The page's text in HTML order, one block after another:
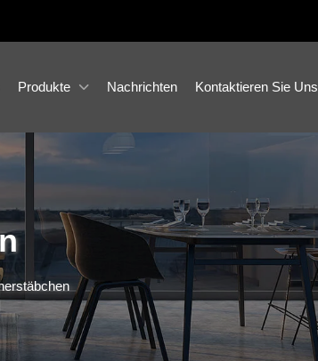
Produkte Nachrichten Kontaktieren Sie Uns